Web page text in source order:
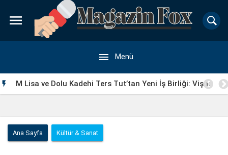

 Menü
 M Lisa ve Dolu Kadehi Ters Tut’tan Yeni İş Birliği: Vişne
Ana Sayfa Kültür & Sanat